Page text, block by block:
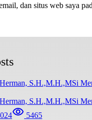
dan situs web saya
S.H.,M.H.,MSi
5465